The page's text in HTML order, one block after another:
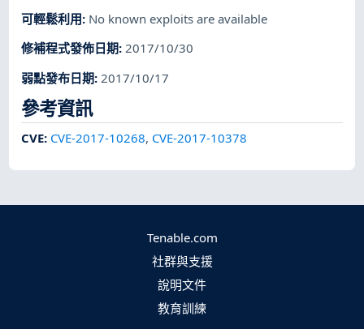
可輕鬆利用: No known exploits are available
修補程式發佈日期:2017/10/30
弱點發布日期: 2017/10/17
參考資訊
CVE: CVE-2017-10268, CVE-2017-10378
Tenable.com
社群與支援
說明文件
教育訓練